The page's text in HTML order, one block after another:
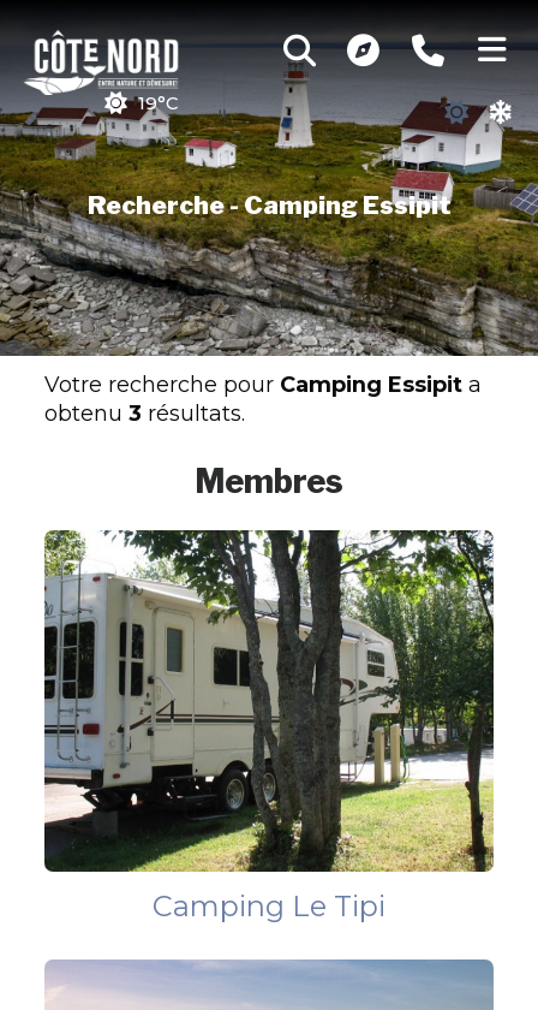
19°C
Recherche - Camping Essipit
Votre recherche pour Camping Essipit a
obtenu3 résultats.
Membres
Camping Le Tipi